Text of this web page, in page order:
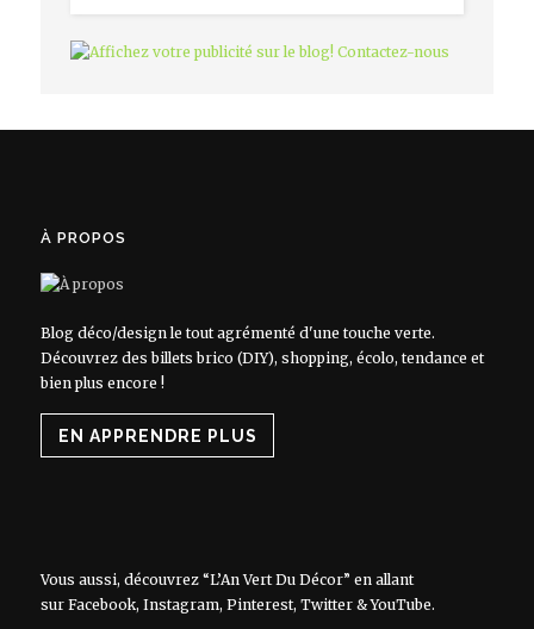
À PROPOS
Blog déco/design le tout agrémenté d'une touche verte.
Découvrez des billets brico (DIY), shopping, écolo, tendance et
bien plus encore !
EN APPRENDRE PLUS
Vous aussi, découvrez “L’An Vert Du Décor” en allant
sur Facebook, Instagram, Pinterest, Twitter&YouTube.